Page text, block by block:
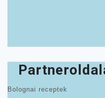
Bolognai receptek